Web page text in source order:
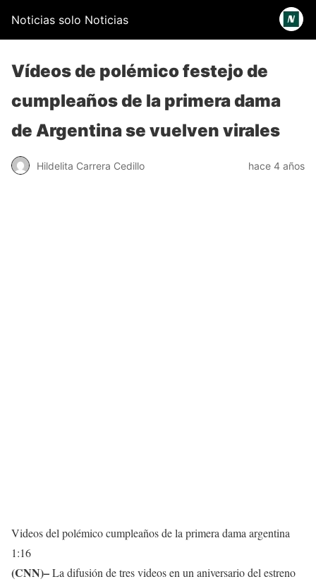
Noticias solo Noticias
Vídeos de polémico festejo de
cumpleaños de la primera dama
de Argentina se vuelven virales
Hildelita Carrera Cedillo hace 4 años
Videos del polémico cumpleaños de la primera dama argentina
1:16
(CNN)–La difusión de tres videos en un aniversario del estreno